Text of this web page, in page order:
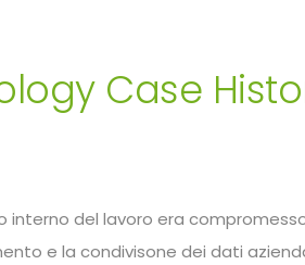
Case
interno del lavoro era
e la condivisone dei dati